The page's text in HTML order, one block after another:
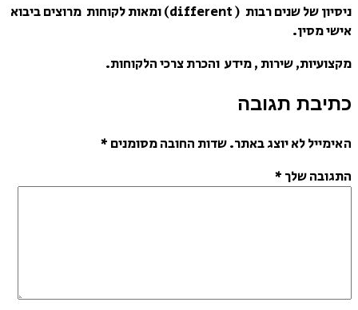
ניסיון של שנים רבות ( different) ומאות לקוחות מרוצים ביבוא
אישי מסין.
מקצועיות, שירות , מידע והכרת צרכי הלקוחות.
כתיבת תגובה
האימייל לא יוצג באתר.שדות החובה מסומנים *
התגובה שלך *